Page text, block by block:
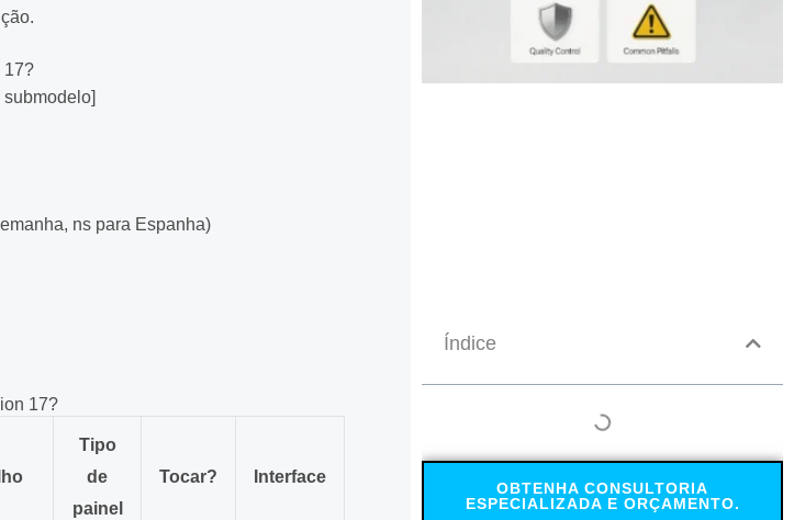
17?
ns para Espanha)
17?
Tipo
de
painel
Tocar? Interface
Índice
OBTENHA CONSULTORIA
ESPECIALIZADA E ORÇAMENTO.